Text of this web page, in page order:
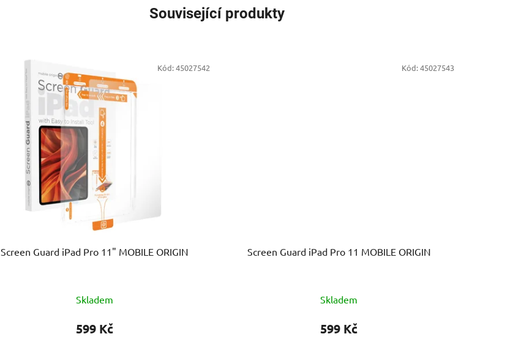
Související produkty
Screen Guard iPad Pro 11" MOBILE ORIGIN
Skladem
599 Kč
Kód:45027542
Screen Guard iPad Pro 11 MOBILE ORIGIN
Skladem
599 Kč
Kód:45027543